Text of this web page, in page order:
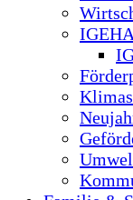
IGEHA